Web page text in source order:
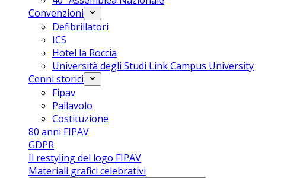
Convenzioni
Defibrillatori
ICS
Hotel la Roccia
Università degli Studi Link Campus University
Cenni storici
Fipav
Pallavolo
Costituzione
80 anni FIPAV
GDPR
Il restyling del logo FIPAV
Materiali grafici celebrativi